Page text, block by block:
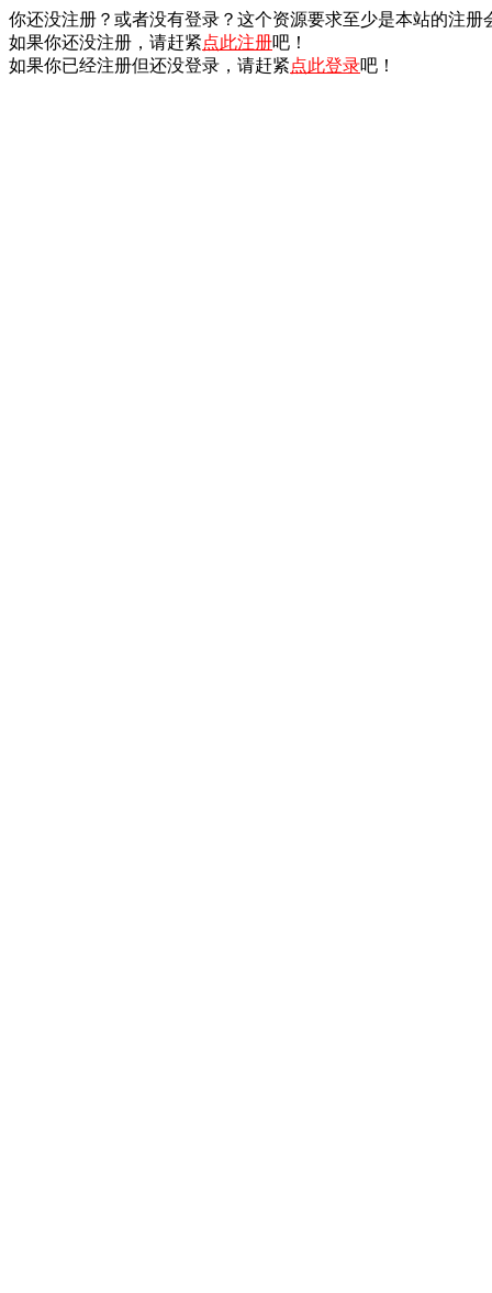
你还没注册？或者没有登录？这个资源要求至少是本站的注册
如果你还没注册，请赶紧点此注册吧！
如果你已经注册但还没登录，请赶紧点此登录吧！